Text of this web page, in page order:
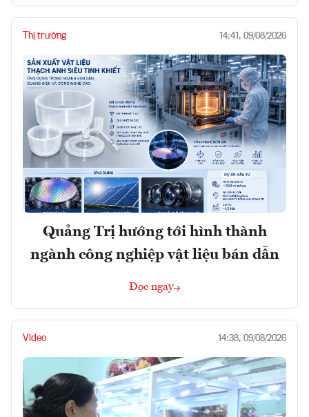
Thị trường 14:41, 09/08/2026
Quảng Trị hướng tới hình thành
ngành công nghiệp vật liệu bán dẫn
Đọc ngay
Video 14:38, 09/08/2026